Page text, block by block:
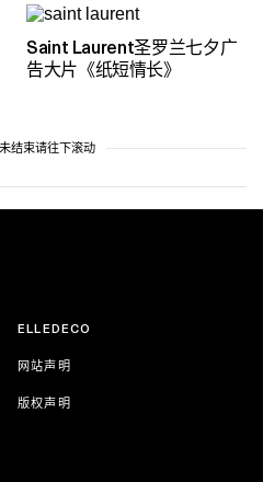
Saint Laurent圣罗兰七夕广
告大片《纸短情长》
结束请往下滚动
ELLEDECO
网站声明
版权声明